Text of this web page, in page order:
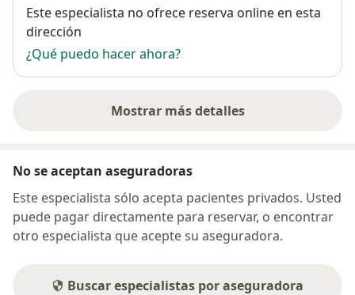
Disponibilidad
Este especialista no ofrece reserva online en esta
dirección
¿Qué puedo hacer ahora?
Mostrar más detalles
sobre la dirección
No se aceptan aseguradoras
Este especialista sólo acepta pacientes privados. Usted
puede pagar directamente para reservar, o encontrar
otro especialista que acepte su aseguradora.
Buscar especialistas por aseguradora